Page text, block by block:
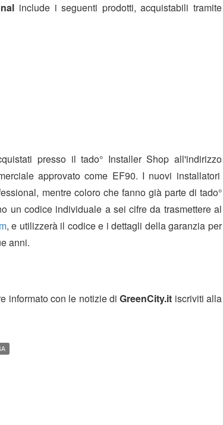
include i seguenti prodotti, acquistabili tramite
presso il tado° Installer Shop all'indirizzo
approvato come EF90. I nuovi installatori
mentre coloro che fanno già parte di tado°
un codice individuale a sei cifre da trasmettere al
, e utilizzerà il codice e i dettagli della garanzia per
anni.
informato con le notizie diGreenCity.it iscriviti alla